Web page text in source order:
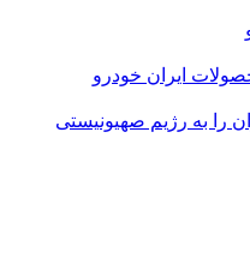
ایران خودرو
را به رژیم صهیونیستی